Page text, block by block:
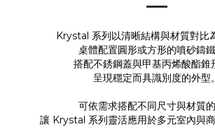
Krystal 系列以清晰結構與材質對比
桌體配置圓形或方形的噴砂鑄
搭配不銹鋼蓋與甲基丙烯酸酯錐
呈現穩定而具識別度的外型。
可依需求搭配不同尺寸與材質
讓 Krystal 系列靈活應用於多元室內與商